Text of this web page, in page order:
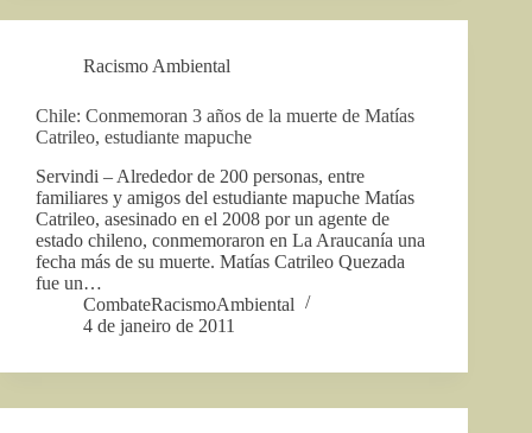
Racismo Ambiental
Chile: Conmemoran 3 años de la muerte de Matías
Catrileo, estudiante mapuche
Servindi – Alrededor de 200 personas, entre
familiares y amigos del estudiante mapuche Matías
Catrileo, asesinado en el 2008 por un agente de
estado chileno, conmemoraron en La Araucanía una
fecha más de su muerte. Matías Catrileo Quezada
fue un…
CombateRacismoAmbiental
4 de janeiro de 2011